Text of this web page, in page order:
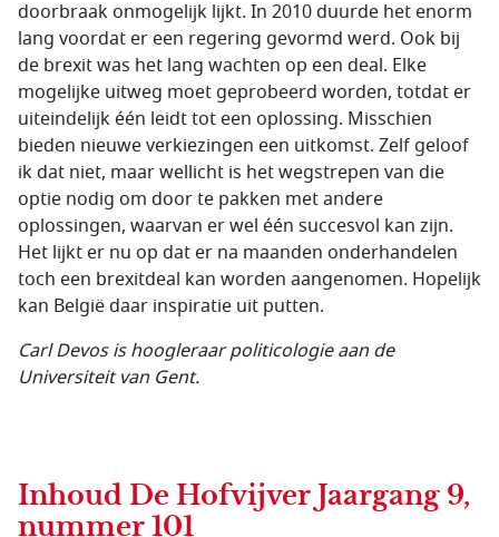
doorbraak onmogelijk lijkt. In 2010 duurde het enorm
lang voordat er een regering gevormd werd. Ook bij
de brexit was het lang wachten op een deal. Elke
mogelijke uitweg moet geprobeerd worden, totdat er
uiteindelijk één leidt tot een oplossing. Misschien
bieden nieuwe verkiezingen een uitkomst. Zelf geloof
ik dat niet, maar wellicht is het wegstrepen van die
optie nodig om door te pakken met andere
oplossingen, waarvan er wel één succesvol kan zijn.
Het lijkt er nu op dat er na maanden onderhandelen
toch een brexitdeal kan worden aangenomen. Hopelijk
kan België daar inspiratie uit putten.
Carl Devos is hoogleraar politicologie aan de
Universiteit van Gent.
Inhoud De Hofvijver Jaargang 9,
nummer 101